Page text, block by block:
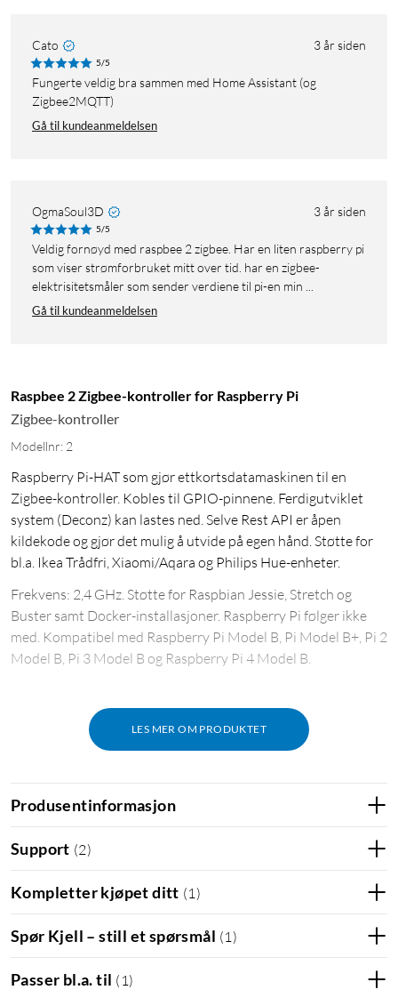
Cato 3 år siden
5/5
Fungerte veldig bra sammen med Home Assistant (og
Zigbee2MQTT)
Gå til kundeanmeldelsen
OgmaSoul3D 3 år siden
5/5
Veldig fornøyd med raspbee 2 zigbee. Har en liten raspberry pi
som viser strømforbruket mitt over tid. har en zigbee-
elektrisitetsmåler som sender verdiene til pi-en min ...
Gå til kundeanmeldelsen
Raspbee 2 Zigbee-kontroller for Raspberry Pi
Zigbee-kontroller
Modellnr: 2
Raspberry Pi-HAT som gjør ettkortsdatamaskinen til en
Zigbee-kontroller. Kobles til GPIO-pinnene. Ferdigutviklet
system (Deconz) kan lastes ned. Selve Rest API er åpen
kildekode og gjør det mulig å utvide på egen hånd. Støtte for
bl.a. Ikea Trådfri, Xiaomi/Aqara og Philips Hue-enheter.
LES MER OM PRODUKTET
Frekvens: 2,4 GHz. Støtte for Raspbian Jessie, Stretch og
Buster samt Docker-installasjoner. Raspberry Pi følger ikke
med. Kompatibel med Raspberry Pi Model B, Pi Model B+, Pi 2
Model B, Pi 3 Model B og Raspberry Pi 4 Model B.
Produsentinformasjon
Support (2)
Kompletter kjøpet ditt (1 )
Spør Kjell – still et spørsmål (1 )
Passer bl.a. til ( 1 )